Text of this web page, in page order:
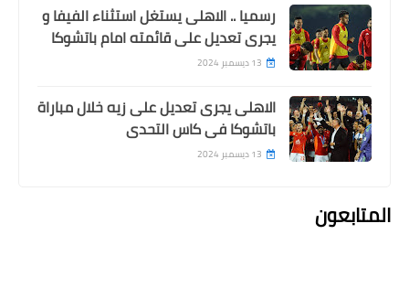
رسميا .. الاهلى يستغل استثناء الفيفا و
يجرى تعديل على قائمته امام باتشوكا
13 ديسمبر 2024
الاهلى يجرى تعديل على زيه خلال مباراة
باتشوكا فى كاس التحدى
13 ديسمبر 2024
المتابعون